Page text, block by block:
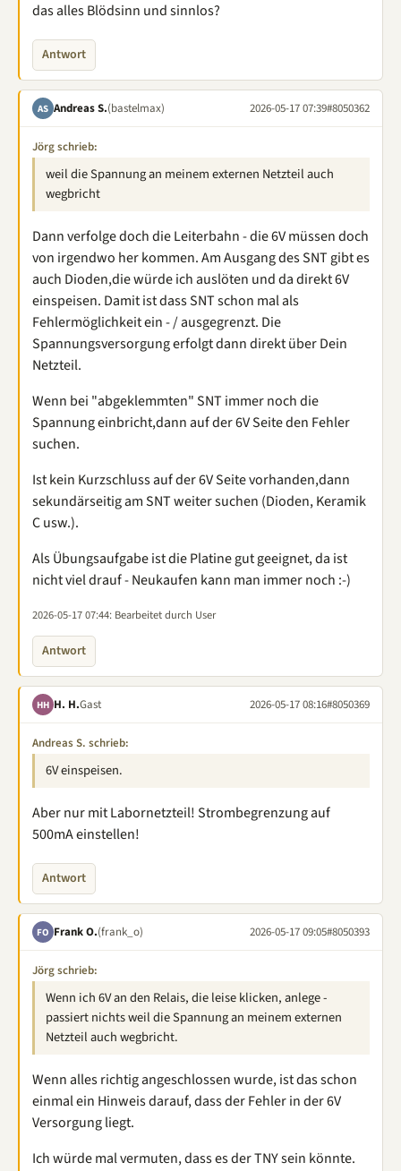
das alles Blödsinn und sinnlos?
Antwort
AS Andreas S.(bastelmax) 2026-05-17 07:39#8050362
Jörg schrieb:
weil die Spannung an meinem externen Netzteil auch
wegbricht
Dann verfolge doch die Leiterbahn - die 6V müssen doch
von irgendwo her kommen. Am Ausgang des SNT gibt es
auch Dioden,die würde ich auslöten und da direkt 6V
einspeisen. Damit ist dass SNT schon mal als
Fehlermöglichkeit ein - / ausgegrenzt. Die
Spannungsversorgung erfolgt dann direkt über Dein
Netzteil.
Wenn bei "abgeklemmten" SNT immer noch die
Spannung einbricht,dann auf der 6V Seite den Fehler
suchen.
Ist kein Kurzschluss auf der 6V Seite vorhanden,dann
sekundärseitig am SNT weiter suchen (Dioden, Keramik
C usw.).
Als Übungsaufgabe ist die Platine gut geeignet, da ist
nicht viel drauf - Neukaufen kann man immer noch :-)
2026-05-17 07:44: Bearbeitet durch User
Antwort
HH H. H.Gast 2026-05-17 08:16#8050369
Andreas S. schrieb:
6V einspeisen.
Aber nur mit Labornetzteil! Strombegrenzung auf
500mA einstellen!
Antwort
FO Frank O.(frank_o) 2026-05-17 09:05#8050393
Jörg schrieb:
Wenn ich 6V an den Relais, die leise klicken, anlege -
passiert nichts weil die Spannung an meinem externen
Netzteil auch wegbricht.
Wenn alles richtig angeschlossen wurde, ist das schon
einmal ein Hinweis darauf, dass der Fehler in der 6V
Versorgung liegt.
Ich würde mal vermuten, dass es der TNY sein könnte.